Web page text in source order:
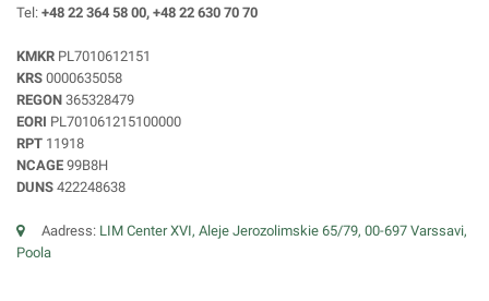
Tel: +48 22 364 58 00, +48 22 630 70 70
KMKR PL7010612151
KRS 0000635058
REGON 365328479
EORI PL701061215100000
RPT 11918
NCAGE 99B8H
DUNS 422248638
Aadress: LIM Center XVI, Aleje Jerozolimskie 65/79, 00-697 Varssavi,
Poola